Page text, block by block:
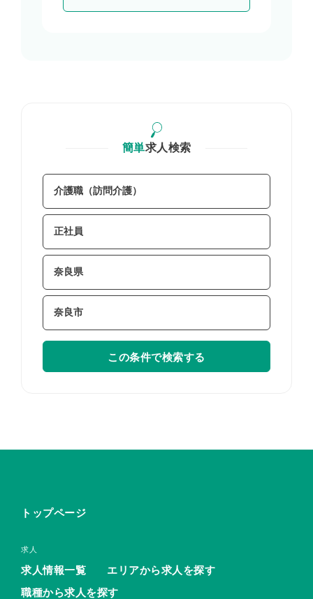
簡単求人検索
この条件で検索する
トップページ
求人
求人情報一覧
エリアから求人を探す
職種から求人を探す